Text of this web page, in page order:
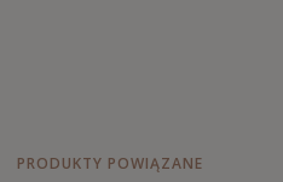
PRODUKTY POWIĄZANE